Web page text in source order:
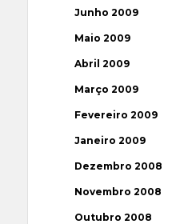
Junho 2009
Maio 2009
Abril 2009
Março 2009
Fevereiro 2009
Janeiro 2009
Dezembro 2008
Novembro 2008
Outubro 2008